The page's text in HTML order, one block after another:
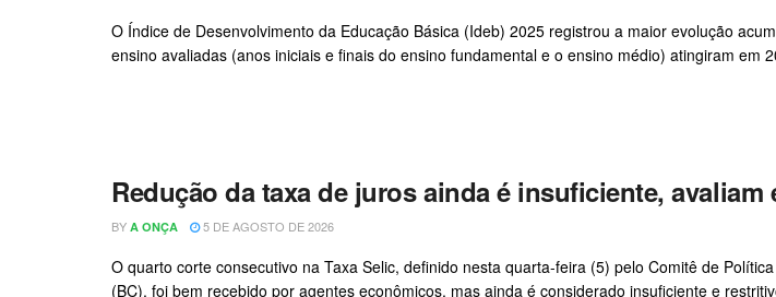
O Índice de Desenvolvimento da Educação Básica (Ideb) 2025 registrou a maior evolução
ensino avaliadas (anos iniciais e finais do ensino fundamental e o ensino médio) atingiram em
Redução da taxa de juros ainda é insuficiente, avaliam
BY A ONÇA 5 DE AGOSTO DE 2026
O quarto corte consecutivo na Taxa Selic, definido nesta quarta-feira (5) pelo Comitê de
(BC), foi bem recebido por agentes econômicos, mas ainda é considerado insuficiente e